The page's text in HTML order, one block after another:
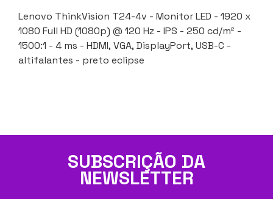
Lenovo ThinkVision T24-4v - Monitor LED - 1920 x
1080 Full HD (1080p) @ 120 Hz - IPS - 250 cd/m² -
1500:1 - 4 ms - HDMI, VGA, DisplayPort, USB-C -
altifalantes - preto eclipse
SUBSCRIÇÃO DA
NEWSLETTER